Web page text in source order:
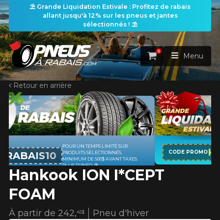
⛱️ Grande Liquidation Estivale : Profitez de rabais
allant jusqu'à 12% sur les pneus et jantes
sélectionnés ! ⛱️
ACCUEIL
PNEUS
RECHERCHE DE PNEUS VOIR TOUT
Rechercher par
Par dimensions Par véhicule
Recherche par dimensions
ROUES
RECHERCHE DE ROUES
ENSEMBLES
RECHERCHE D'ENSEMBLES
PROMOTIONS
Panier
0
Menu
Retour en arrière
Hankook ION I*CEPT
FOAM
Pneu d'hiver
À partir de 242,45$
CODE PROMOKUMHO12
APPLICABLE SUR TOUT ACHAT
PNEUS DE MARQUE KUMHO*